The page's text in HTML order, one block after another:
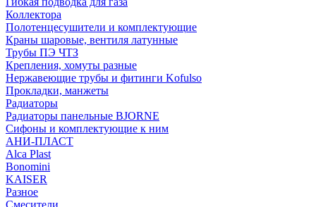
Коллектора
Полотенцесушители и комплектующие
Краны шаровые, вентиля латунные
Трубы ПЭ ЧТЗ
Крепления, хомуты разные
Нержавеющие трубы и фитинги Kofulso
Прокладки, манжеты
Радиаторы
Радиаторы панельные BJORNE
Сифоны и комплектующие к ним
АНИ-ПЛАСТ
Alca Plast
Bonomini
KAISER
Разное
Смесители